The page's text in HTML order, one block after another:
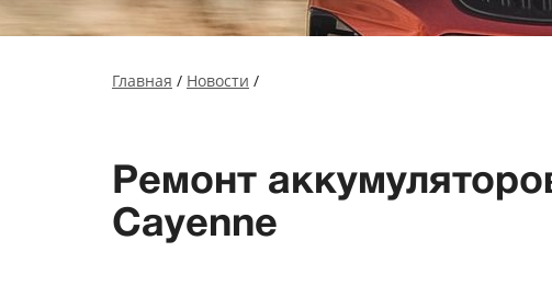
Главная / Новости /
Ремонт
Cayenne